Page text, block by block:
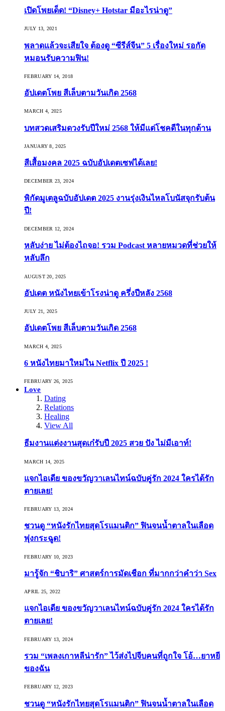
เปิดโพยเด็ด! “Disney+ Hotstar มีอะไรน่าดู”
JULY 13, 2021
พลาดแล้วจะเสียใจ ต้องดู “ซีรีส์จีน” 5 เรื่องใหม่ รอกัด
หมอนรับความฟิน!
FEBRUARY 14, 2018
อัปเดตโพย สีเล็บตามวันเกิด 2568
MARCH 4, 2025
บทสวดเสริมดวงรับปีใหม่ 2568 ให้มีแต่โชคดีในทุกด้าน
JANUARY 8, 2025
สีเสื้อมงคล 2025 ฉบับอัปเดตเซฟได้เลย!
DECEMBER 23, 2024
พิกัดมูเตลูฉบับอัปเดต 2025 งานรุ่งเงินไหลโบนัสจุกรับต้น
ปี!
DECEMBER 12, 2024
หลับง่าย ไม่ต้องไถจอ! รวม Podcast หลายหมวดที่ช่วยให้
หลับลึก
AUGUST 20, 2025
อัปเดต หนังไทยเข้าโรงน่าดู ครึ่งปีหลัง 2568
JULY 21, 2025
อัปเดตโพย สีเล็บตามวันเกิด 2568
MARCH 4, 2025
6 หนังไทยมาใหม่ใน Netflix ปี 2025 !
FEBRUARY 26, 2025
Love
Dating
Relations
Healing
View All
ธีมงานแต่งงานสุดเก๋รับปี 2025 สวย ปัง ไม่มีเอาท์!
MARCH 14, 2025
แจกไอเดีย ของขวัญวาเลนไทน์ฉบับคู่รัก 2024 ใครได้รัก
ตายเลย!
FEBRUARY 13, 2024
ชวนดู “หนังรักไทยสุดโรแมนติก” ฟินจนน้ำตาลในเลือด
พุ่งกระฉูด!
FEBRUARY 10, 2023
มารู้จัก “ชิบาริ” ศาสตร์การมัดเชือก ที่มากกว่าคำว่า Sex
APRIL 25, 2022
แจกไอเดีย ของขวัญวาเลนไทน์ฉบับคู่รัก 2024 ใครได้รัก
ตายเลย!
FEBRUARY 13, 2024
รวม “เพลงเกาหลีน่ารัก” ไว้ส่งไปจีบคนที่ถูกใจ โอ้…ยาหยี
ของฉัน
FEBRUARY 12, 2023
ชวนดู “หนังรักไทยสุดโรแมนติก” ฟินจนน้ำตาลในเลือด